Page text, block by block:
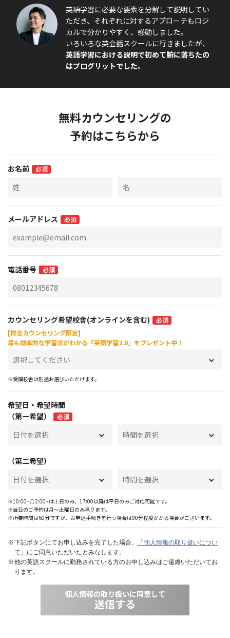
英語学習に必要な要素を分解して説明してい
ただき、それぞれに対するアプローチもロジ
カルで分かりやすく、感動しました。
いろいろな英会話スクールに行きましたが、
英語学習における説明で初めて腑に落ちたの
はプログリットでした。
無料カウンセリングの
予約はこちらから
お名前 必須
メールアドレス 必須
電話番号 必須
カウンセリング希望校舎(オンラインを含む)
必須
[校舎カウンセリング限定]
最も効率的な学習法がわかる『英語学習2.0』をプレゼント中！
※受講校舎は別途お選びいただけます。
希望日・希望時間
（第一希望）
必須
（第二希望）
※10:00~/12:00~は土日のみ、17:00以降は平日のみご対応可能です。
※当日のご予約は月〜土曜日のみ承ります。
※所要時間は60分ですが、お申込手続きを行う場合は90分程度かかる場合がございます。
下記ボタンにてお申し込みを完了した場合、
「個人情報の取り扱いについ
て」 にご同意いただいたとみなします。
他の英語スクールに勤務されている方のお申し込みはご遠慮いただいてお
ります。
個人情報の取り扱いに同意して
送信する